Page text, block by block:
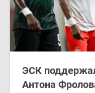
ЭСК
Антона